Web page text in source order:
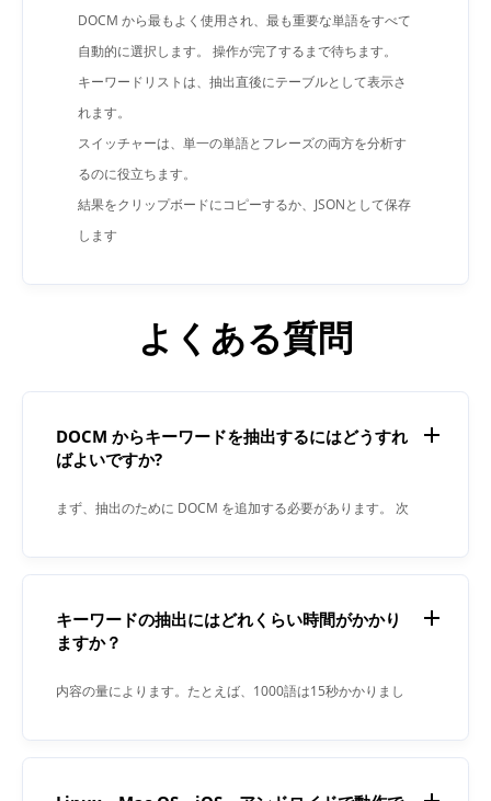
DOCM から最もよく使用され、最も重要な単語をすべて
自動的に選択します。 操作が完了するまで待ちます。
キーワードリストは、抽出直後にテーブルとして表示さ
れます。
スイッチャーは、単一の単語とフレーズの両方を分析す
るのに役立ちます。
結果をクリップボードにコピーするか、JSONとして保存
します
よくある質問
DOCM からキーワードを抽出するにはどうすれ
ばよいですか?
まず、抽出のために DOCM を追加する必要があります。 次
キーワードの抽出にはどれくらい時間がかかり
ますか？
内容の量によります。たとえば、1000語は15秒かかりまし